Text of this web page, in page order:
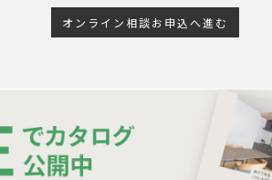
オンライン相談お申込へ進む